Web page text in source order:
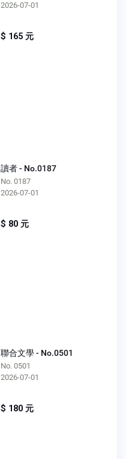
2026-07-01
$ 165 元
讀者 - No.0187
No. 0187
2026-07-01
$ 80 元
聯合文學 - No.0501
No. 0501
2026-07-01
$ 180 元